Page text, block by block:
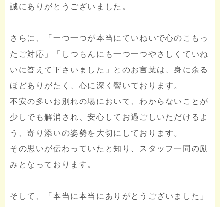
誠にありがとうございました。
さらに、「一つ一つが本当にていねいで心のこもっ
たご対応」「しつもんにも一つ一つやさしくていね
いに答えて下さいました」とのお言葉は、身に余る
ほどありがたく、心に深く響いております。
不安の多いお別れの場において、わからないことが
少しでも解消され、安心してお過ごしいただけるよ
う、寄り添いの姿勢を大切にしております。
その思いが伝わっていたと知り、スタッフ一同の励
みとなっております。
そして、「本当に本当にありがとうございました」